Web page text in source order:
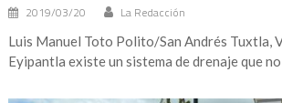
2019/03/20 La Redacción
Luis Manuel Toto Polito/San Andrés Tuxtla,
Eyipantla existe un sistema de drenaje que